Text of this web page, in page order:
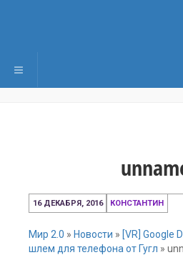
Переключить навигацию
16 ДЕКАБРЯ, 2016 КОНСТАНТИН
Мир 2.0 » Новости » [VR] Google
шлем для телефона от Гугл »